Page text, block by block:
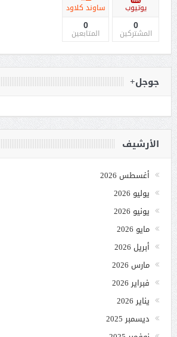
يوتيوب
0
المشتركين
ساوند كلاود
0
المتابعين
جوجل+
الأرشيف
أغسطس 2026
يوليو 2026
يونيو 2026
مايو 2026
أبريل 2026
مارس 2026
فبراير 2026
يناير 2026
ديسمبر 2025